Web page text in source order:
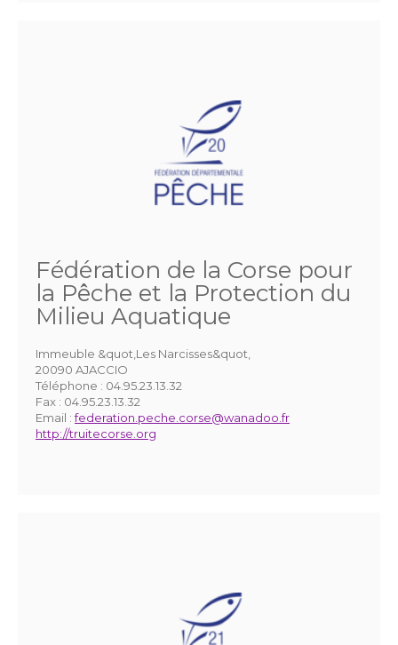
Fédération de la Corse pour
la Pêche et la Protection du
Milieu Aquatique
Immeuble &quot,Les Narcisses&quot,
20090 AJACCIO
Téléphone : 04.95.23.13.32
Fax : 04.95.23.13.32
Email :federation.peche.corse@wanadoo.fr
http://truitecorse.org